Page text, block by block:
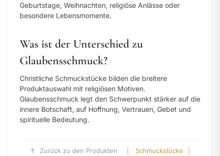
Geburtstage, Weihnachten, religiöse Anlässe oder
besondere Lebensmomente.
Was ist der Unterschied zu
Glaubensschmuck?
Christliche Schmuckstücke bilden die breitere
Produktauswahl mit religiösen Motiven.
Glaubensschmuck legt den Schwerpunkt stärker auf die
innere Botschaft, auf Hoffnung, Vertrauen, Gebet und
spirituelle Bedeutung.
↑ Zurück zu den Produkten Schmuckstücke